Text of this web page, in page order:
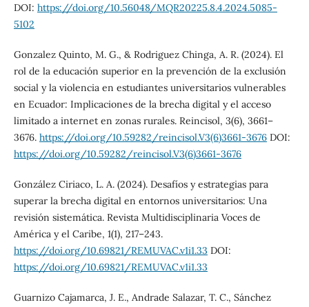
DOI: https://doi.org/10.56048/MQR20225.8.4.2024.5085-
5102
Gonzalez Quinto, M. G., & Rodriguez Chinga, A. R. (2024). El
rol de la educación superior en la prevención de la exclusión
social y la violencia en estudiantes universitarios vulnerables
en Ecuador: Implicaciones de la brecha digital y el acceso
limitado a internet en zonas rurales. Reincisol, 3(6), 3661–
3676. https://doi.org/10.59282/reincisol.V3(6)3661-3676DOI:
https://doi.org/10.59282/reincisol.V3(6)3661-3676
González Ciriaco, L. A. (2024). Desafíos y estrategias para
superar la brecha digital en entornos universitarios: Una
revisión sistemática. Revista Multidisciplinaria Voces de
América y el Caribe, 1(1), 217–243.
https://doi.org/10.69821/REMUVAC.v1i1.33 DOI:
https://doi.org/10.69821/REMUVAC.v1i1.33
Guarnizo Cajamarca, J. E., Andrade Salazar, T. C., Sánchez